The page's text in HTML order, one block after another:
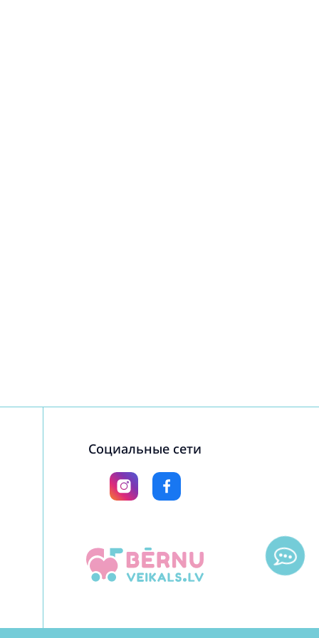
Социальные сети